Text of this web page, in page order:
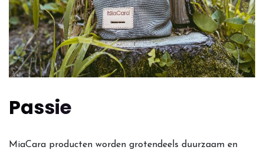
Passie
MiaCara producten worden grotendeels duurzaam en